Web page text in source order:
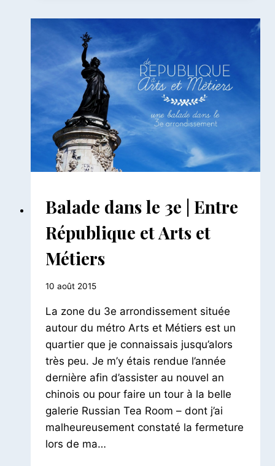
|
DE
PIGALLE
À
CADET
BALADES
PARISIENNES
BALADES
Balade dans le 3e | Entre
République et Arts et
Métiers
Par
Petit
Pois
10 août 2015
La zone du 3e arrondissement située
autour du métro Arts et Métiers est un
quartier que je connaissais jusqu’alors
très peu. Je m’y étais rendue l’année
dernière afin d’assister au nouvel an
chinois ou pour faire un tour à la belle
galerie Russian Tea Room – dont j’ai
malheureusement constaté la fermeture
lors de ma…